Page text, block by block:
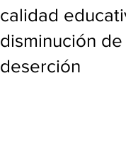
calidad
disminución de
deserción